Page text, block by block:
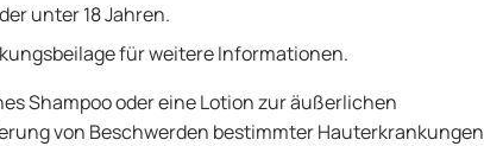
unter 18 Jahren.
für weitere Informationen.
Shampoo oder eine Lotion zur äußerlichen
von Beschwerden bestimmter Hauterkrankungen